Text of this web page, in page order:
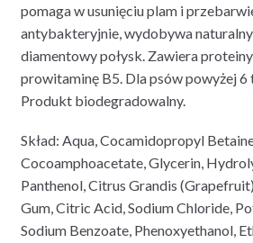
pomaga w usunięciu plam i
antybakteryjnie, wydobywa
diamentowy połysk. Zawiera
prowitaminę B5. Dla psów powyżej 6
Produkt biodegradowalny.
Skład: Aqua, Cocamidopropyl
Cocoamphoacetate, Glycerin,
Panthenol, Citrus Grandis
Gum, Citric Acid, Sodium Chloride,
Sodium Benzoate, Phenoxyethanol,